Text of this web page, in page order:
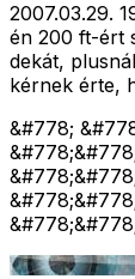
2007.03.29.
én 200 ft-ért
dekát,
kérnek érte,
&#778;